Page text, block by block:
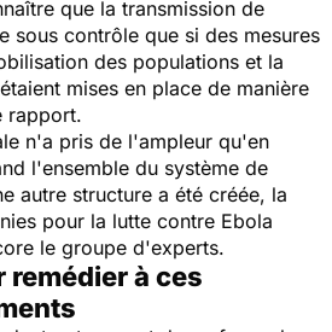
que la transmission de
sous contrôle que si des mesures
des populations et la
mises en place de manière
rapport.
n'a pris de l'ampleur qu'en
l'ensemble du système de
autre structure a été créée, la
pour la lutte contre Ebola
le groupe d'experts.
remédier à ces